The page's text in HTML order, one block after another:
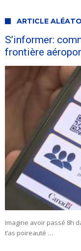
ARTICLE
S’informer:
frontière
Imagine avoir passé 8h
t’as poireauté …